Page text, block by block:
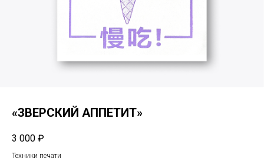
«ЗВЕРСКИЙ АППЕТИТ»
3 000 ₽
Техники печати